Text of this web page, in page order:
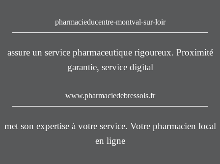
pharmacieducentre-montval-sur-loir
assure un service pharmaceutique rigoureux. Proximité
garantie, service digital
www.pharmaciedebressols.fr
met son expertise à votre service. Votre pharmacien local
en ligne